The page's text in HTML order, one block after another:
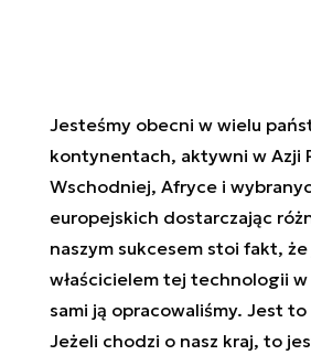
Jesteśmy obecni w wielu
kontynentach, aktywni w Azji
Wschodniej, Afryce i
europejskich dostarczając
naszym sukcesem stoi fakt,
właścicielem tej technologii
sami ją opracowaliśmy. Jest
Jeżeli chodzi o nasz kraj, to